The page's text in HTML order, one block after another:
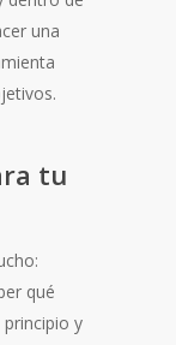
una
tu
qué
y